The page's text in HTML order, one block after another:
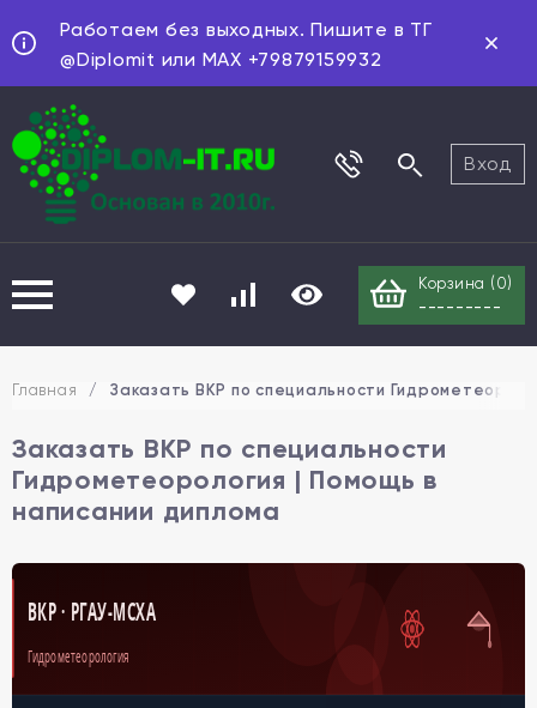
Работаем без выходных. Пишите в ТГ
@Diplomit или MAX +79879159932
Вход
Корзина ( 0)
---------
Главная / Заказать ВКР по специальности
Заказать ВКР по специальности
Гидрометеорология | Помощь в
написании диплома
ВКР · РГАУ-МСХА
Гидрометеорология